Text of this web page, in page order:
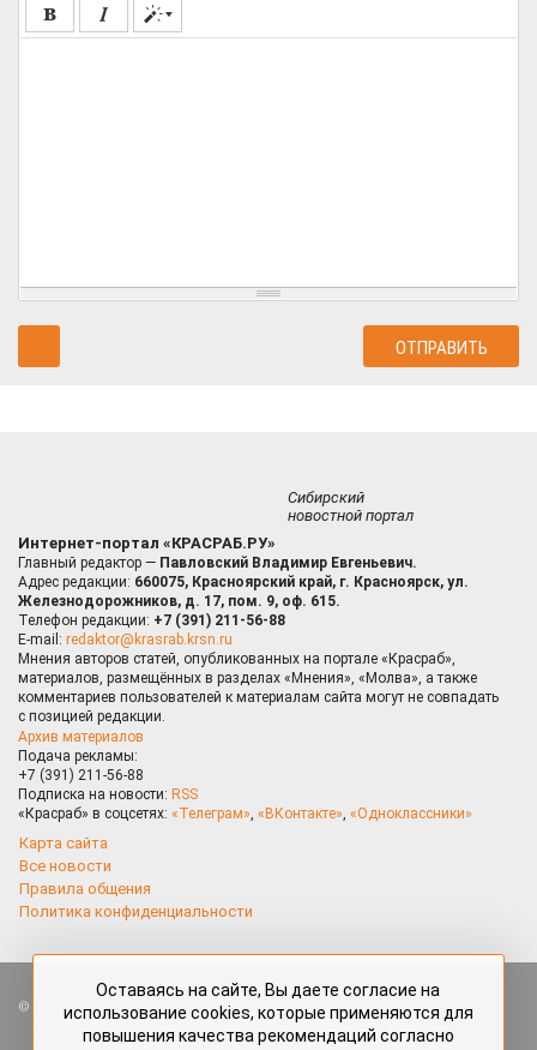
Сибирский
новостной портал
Интернет-портал «КРАСРАБ.РУ»
Главный редактор — Павловский Владимир Евгеньевич.
Адрес редакции: 660075, Красноярский край, г. Красноярск, ул.
Железнодорожников, д. 17, пом. 9, оф. 615.
Телефон редакции: +7 (391) 211-56-88
E-mail: redaktor@krasrab.krsn.ru
Мнения авторов статей, опубликованных на портале «Красраб»,
материалов, размещённых в разделах «Мнения», «Молва», а также
комментариев пользователей к материалам сайта могут не совпадать
с позицией редакции.
Архив материалов
Подача рекламы:
+7 (391) 211-56-88
Подписка на новости: RSS
«Красраб» в соцсетях: «Телеграм», «ВКонтакте», «Одноклассники»
Карта сайта
Все новости
Правила общения
Политика конфиденциальности
Все права защищены. Любые материалы, размещённые на портале
«Красраб.ру» сотрудниками редакции, нештатными авторами
и читателями, являются объектами авторского права. Полное или
Оставаясь на сайте, Вы даете согласие на
использование cookies, которые применяются для
повышения качества рекомендаций согласно